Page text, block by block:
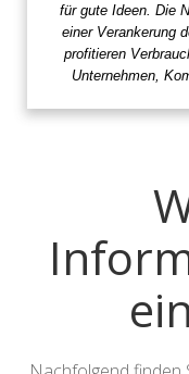
für gute Ideen. Die
einer Verankerung
profitieren
Unternehmen,